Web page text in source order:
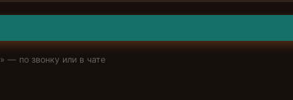
» — по звонку или в чате